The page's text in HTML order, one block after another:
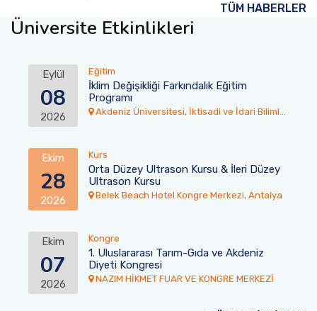
TÜM HABERLER
Üniversite Etkinlikleri
Eylül
08
2026
Eğitim
İklim Değişikliği Farkındalık Eğitim
Programı
Akdeniz Üniversitesi, İktisadi ve İdari Bilimler
Ekim
28
2026
Kurs
Orta Düzey Ultrason Kursu & İleri Düzey
Ultrason Kursu
Belek Beach Hotel Kongre Merkezi, Antalya
Ekim
07
2026
Kongre
1. Uluslararası Tarım-Gıda ve Akdeniz
Diyeti Kongresi
NAZIM HİKMET FUAR VE KONGRE MERKEZİ